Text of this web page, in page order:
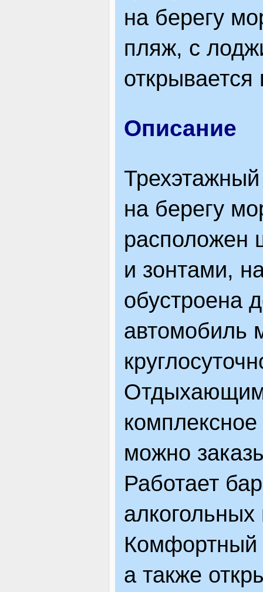
ОГОЛОШЕННЯ
ЯК ДОЇХАТИ
на берегу
пляж, с
Описание
на берегу
расположен
и зонтами,
обустроена
автомобиль
Отдыхающим
можно
Работает
алкогольных
Комфортный
а также